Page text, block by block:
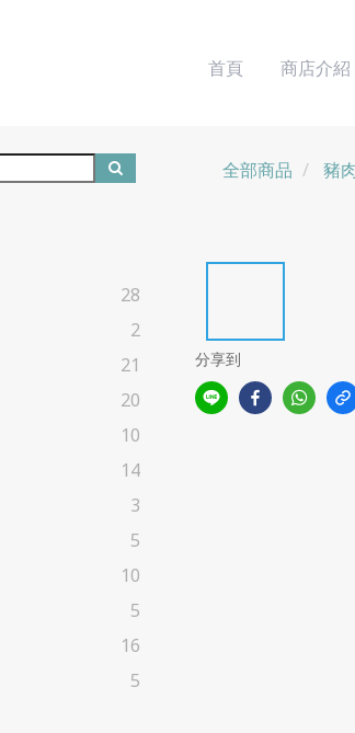
首頁 商店介紹
28
2
21
20
10
14
3
5
10
5
16
5
全部商品 豬
分享到